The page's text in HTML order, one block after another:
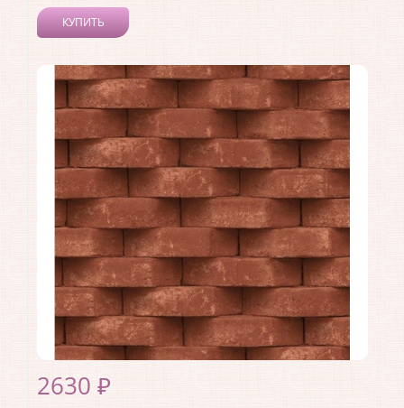
КУПИТЬ
Коллекция:Horizons
Длина рулона:10.05
Ширина рулона:0.53
Материал покрытия:Виниловое
Страна:Франция
Материал основы:Флизелин
Раппорт:<>
2630 ₽